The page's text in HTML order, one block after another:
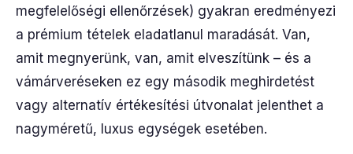
megfelelőségi ellenőrzések) gyakran eredményezi
a prémium tételek eladatlanul maradását. Van,
amit megnyerünk, van, amit elveszítünk – és a
vámárveréseken ez egy második meghirdetést
vagy alternatív értékesítési útvonalat jelenthet a
nagyméretű, luxus egységek esetében.